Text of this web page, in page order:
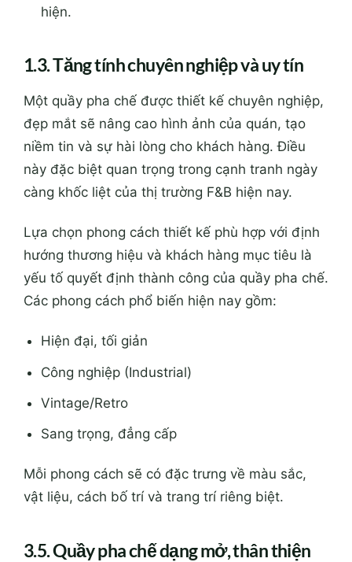
hiện.
1.3. Tăng tính chuyên nghiệp và uy tín
Một quầy pha chế được thiết kế chuyên nghiệp,
đẹp mắt sẽ nâng cao hình ảnh của quán, tạo
niềm tin và sự hài lòng cho khách hàng. Điều
này đặc biệt quan trọng trong cạnh tranh ngày
càng khốc liệt của thị trường F&B hiện nay.
Lựa chọn phong cách thiết kế phù hợp với định
hướng thương hiệu và khách hàng mục tiêu là
yếu tố quyết định thành công của quầy pha chế.
Các phong cách phổ biến hiện nay gồm:
Hiện đại, tối giản
Công nghiệp (Industrial)
Vintage/Retro
Sang trọng, đẳng cấp
Mỗi phong cách sẽ có đặc trưng về màu sắc,
vật liệu, cách bố trí và trang trí riêng biệt.
3.5. Quầy pha chế dạng mở, thân thiện